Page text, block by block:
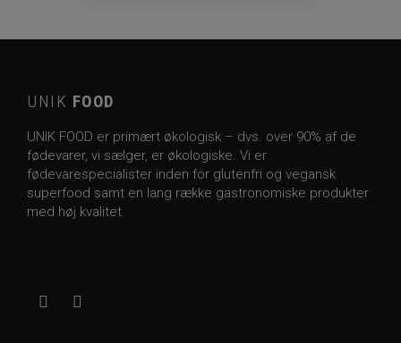
UNIK FOOD
UNIK FOOD er primært økologisk – dvs. over 90% af de
fødevarer, vi sælger, er økologiske. Vi er
fødevarespecialister inden for glutenfri og vegansk
superfood samt en lang række gastronomiske produkter
med høj kvalitet.